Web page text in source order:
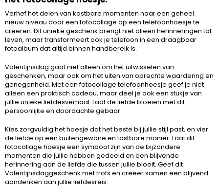
Verhef het delen van kostbare momenten naar een geheel
nieuw niveau door een fotocollage op een telefoonhoesje te
creëren. Dit unieke geschenk brengt niet alleen herinneringen tot
leven, maar transformeert ook je telefoon in een draagbaar
fotoalbum dat altijd binnen handbereik is.
Valentijnsdag gaat niet alleen om het uitwisselen van
geschenken, maar ook om het uiten van oprechte waardering en
genegenheid. Met een fotocollage telefoonhoesje geef je niet
alleen een praktisch cadeau, maar deel je ook een stukje van
jullie unieke liefdesverhaal. Laat de liefde bloeien met dit
persoonlijke en doordachte gebaar.
Kies zorgvuldig het hoesje dat het beste bij jullie stijl past, en vier
de liefde op een buitengewone en tastbare manier. Laat dit
fotocollage hoesje een symbool zijn van de bijzondere
momenten die jullie hebben gedeeld en een blijvende
herinnering aan de liefde die tussen jullie bloeit. Geef dit
Valentijnsdaggeschenk met trots en creëer samen een blijvend
aandenken aan jullie liefdesreis.